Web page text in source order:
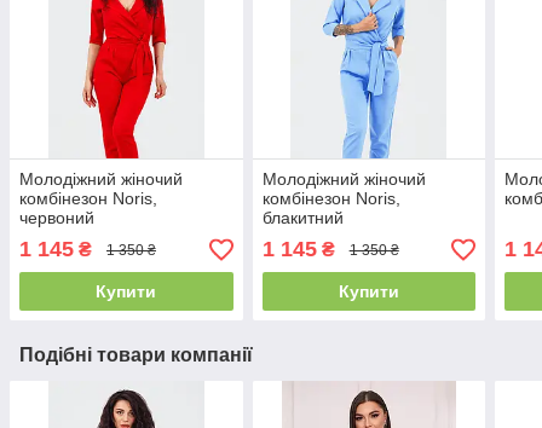
Молодіжний жіночий
комбінезон Noris,
червоний
1 145 ₴ 1 350 ₴
Купити
Молодіжний жіночий
комбінезон Noris,
блакитний
1 145₴ 1 350 ₴
Купити
1
Подібні товари компанії